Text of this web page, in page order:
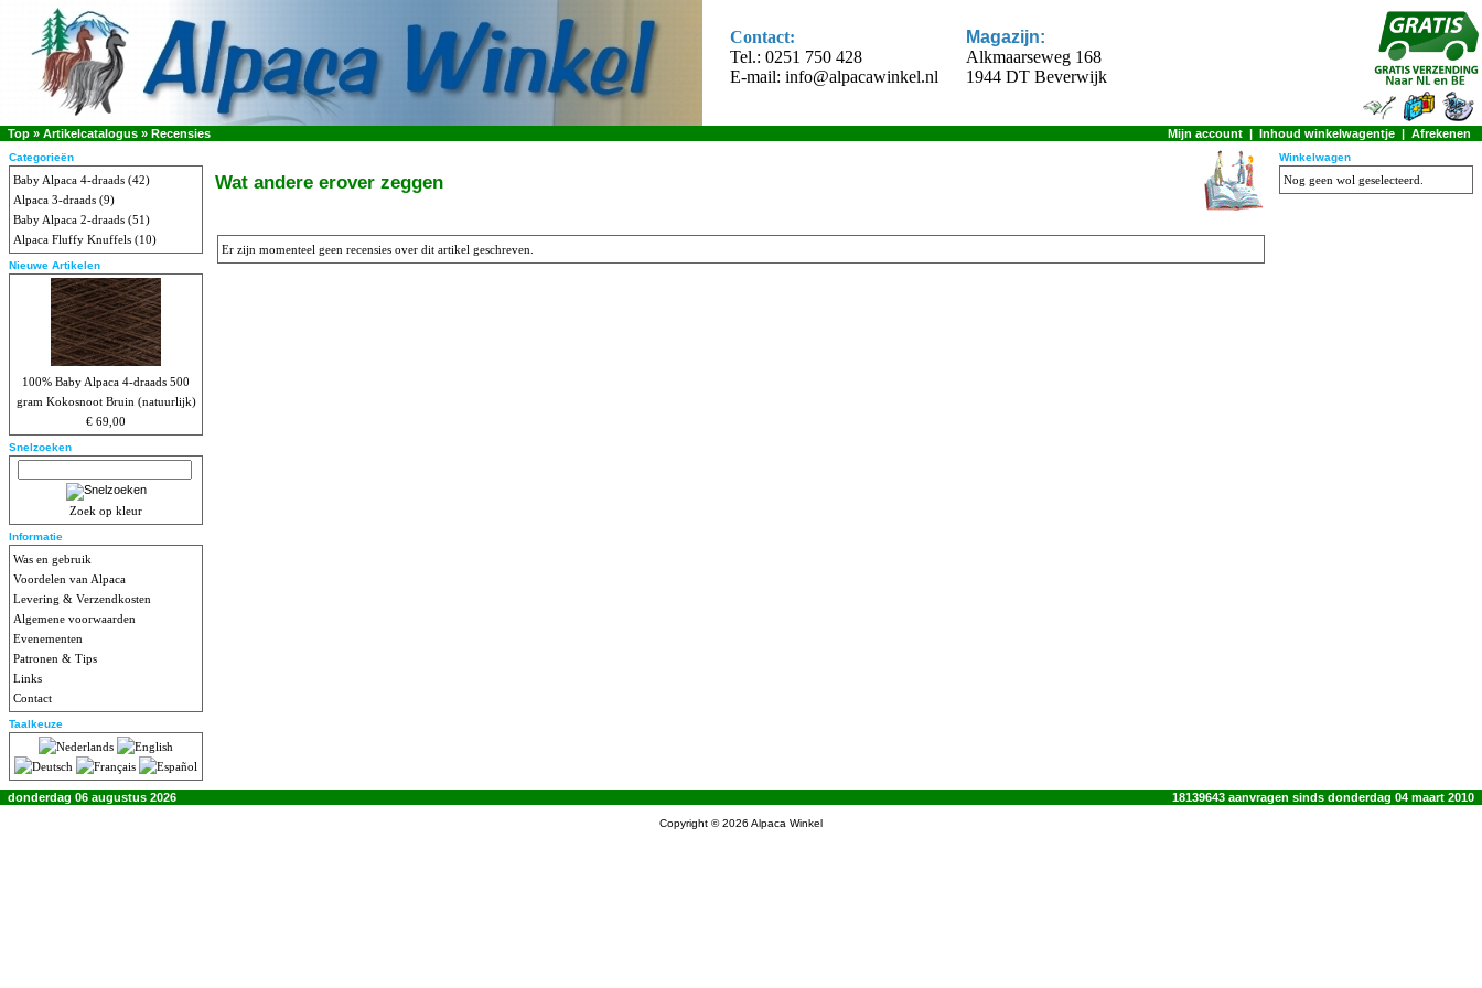
Contact:
Tel.: 0251 750 428
E-mail: info@alpacawinkel.nl
Magazijn:
Alkmaarseweg 168
1944 DT Beverwijk
Top » Artikelcatalogus » Recensies Mijn account | Inhoud winkelwagentje | Afrekenen
Categorieën
Baby Alpaca 4-draads (42)
Alpaca 3-draads (9)
Baby Alpaca 2-draads (51)
Alpaca Fluffy Knuffels (10)
Nieuwe Artikelen
100% Baby Alpaca 4-draads 500
gram Kokosnoot Bruin (natuurlijk)
€ 69,00
Snelzoeken
Zoek op kleur
Informatie
Was en gebruik
Voordelen van Alpaca
Levering & Verzendkosten
Algemene voorwaarden
Evenementen
Patronen & Tips
Links
Contact
Taalkeuze
Wat andere erover zeggen
Er zijn momenteel geen recensies over dit artikel geschreven.
Winkelwagen
Nog geen wol geselecteerd.
donderdag 06 augustus 2026 18139643 aanvragen sinds donderdag 04 maart 2010
Copyright © 2026 Alpaca Winkel